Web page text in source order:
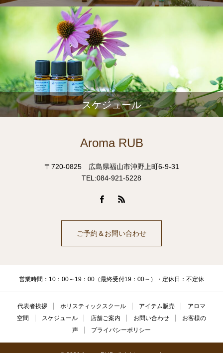
スケジュール
Aroma RUB
〒720-0825 広島県福山市沖野上町6-9-31
TEL:084-921-5228
ご予約＆お問い合わせ
営業時間：10：00～19：00（最終受付19：00～）・定休日：不定休
代表者挨拶 ホリスティックスクール アイテム販売
アロマ
空間
スケジュール 店舗ご案内 お問い合わせ
お客様の
声
プライバシーポリシー